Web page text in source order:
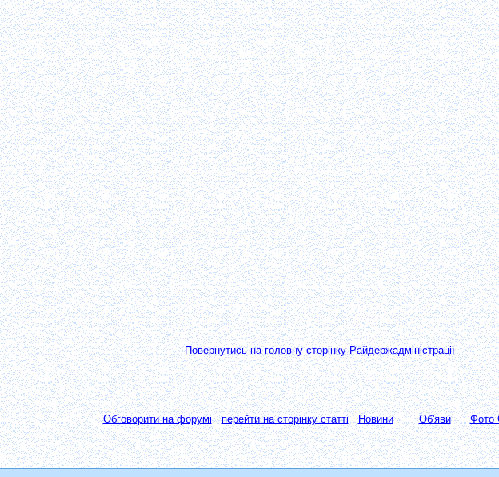
Повернутись на головну сторінку Райдержадміністрації
Обговорити на форумі перейти на сторінку статті Новини Об'яви Фото